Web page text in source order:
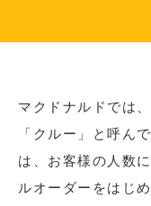
マクドナルドでは
「クルー」と呼ん
は、お客様の人数
ルオーダーをはじ